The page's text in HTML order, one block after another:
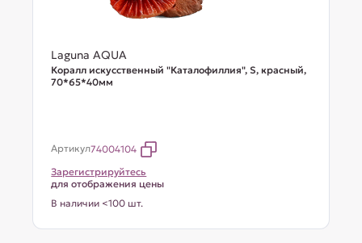
Laguna AQUA
Коралл искусственный "Каталофиллия", S, красный,
70*65*40мм
Артикул74004104
Зарегистрируйтесь
для отображения цены
В наличии <100 шт.